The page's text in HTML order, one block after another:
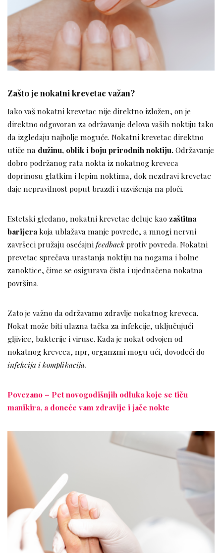
Zašto je nokatni krevetac važan?
Iako vaš nokatni krevetac nije direktno izložen, on je
direktno odgovoran za održavanje delova vaših noktiju tako
da izgledaju najbolje moguće. Nokatni krevetac direktno
utiče na dužinu, oblik i boju prirodnih noktiju.Održavanje
dobro podržanog rata nokta iz nokatnog kreveca
doprinosu glatkim i lepim noktima, dok nezdravi krevetac
daje nepravilnost poput brazdi i uzvišenja na ploči.
Estetski gledano, nokatni krevetac deluje kao zaštitna
barijerakoja ublažava manje povrede, a mnogi nervni
završeci pružaju osećajnifeedbackprotiv povreda. Nokatni
prevetac sprečava urastanja noktiju na nogama i bolne
zanoktice, čime se osigurava čista i ujednačena nokatna
površina.
Zato je važno da održavamo zdravlje nokatnog kreveca.
Nokat može biti ulazna tačka za infekcije, uključujući
gljivice, bakterije i viruse. Kada je nokat odvojen od
nokatnog kreveca, npr, organzmi mogu ući, dovodeći do
infekcija i komplikacija.
Povezano – Pet novogodišnjih odluka koje se tiču
manikira, a doneće vam zdravije i jače nokte